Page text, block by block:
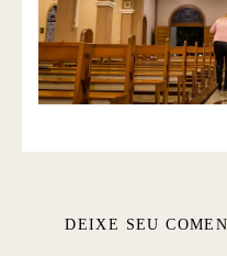
DEIXE SEU